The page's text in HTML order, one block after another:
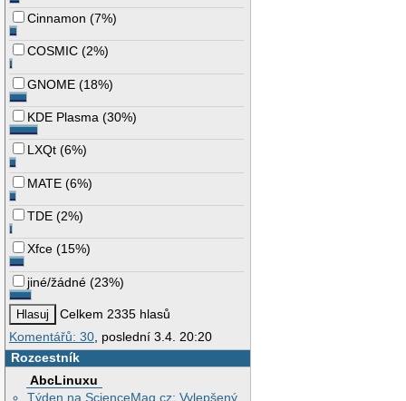
Cinnamon (7%)
COSMIC (2%)
GNOME (18%)
KDE Plasma (30%)
LXQt (6%)
MATE (6%)
TDE (2%)
Xfce (15%)
jiné/žádné (23%)
Celkem 2335 hlasů
Komentářů: 30, poslední 3.4. 20:20
Rozcestník
AbcLinuxu
Týden na ScienceMag.cz: Vylepšený